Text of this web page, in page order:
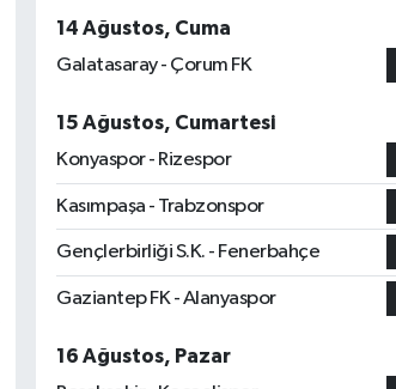
14 Ağustos, Cuma
Galatasaray - Çorum FK
15 Ağustos, Cumartesi
Konyaspor - Rizespor
Kasımpaşa - Trabzonspor
Gençlerbirliği S.K. - Fenerbahçe
Gaziantep FK - Alanyaspor
16 Ağustos, Pazar